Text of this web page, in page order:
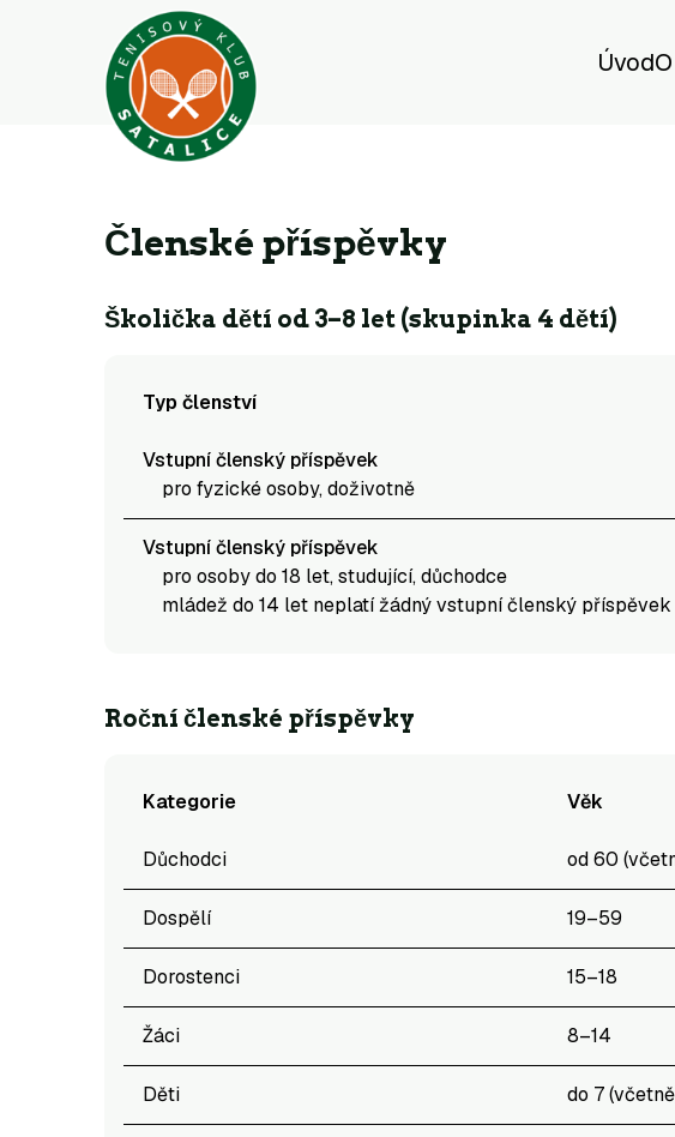
Úvod
Členské příspěvky
Školička dětí od 3–8 let (skupinka 4 dětí)
Typ členství
Vstupní členský příspěvek
pro fyzické osoby, doživotně
Vstupní členský příspěvek
pro osoby do 18 let, studující, důchodce
mládež do 14 let neplatí žádný vstupní členský příspěvek
Roční členské příspěvky
Kategorie Věk
Důchodci od 60
Dospělí 19–59
Dorostenci 15–18
Žáci 8–14
Děti do 7